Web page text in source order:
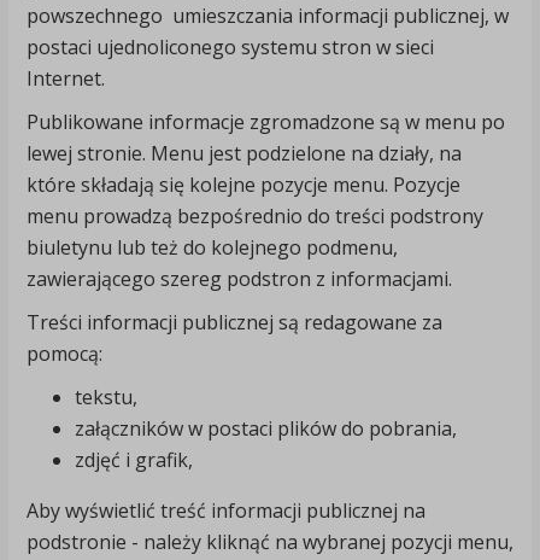
powszechnego umieszczania informacji publicznej, w
postaci ujednoliconego systemu stron w sieci
Internet.
Publikowane informacje zgromadzone są w menu po
lewej stronie. Menu jest podzielone na działy, na
które składają się kolejne pozycje menu. Pozycje
menu prowadzą bezpośrednio do treści podstrony
biuletynu lub też do kolejnego podmenu,
zawierającego szereg podstron z informacjami.
Treści informacji publicznej są redagowane za
pomocą:
tekstu,
załączników w postaci plików do pobrania,
zdjęć i grafik,
Aby wyświetlić treść informacji publicznej na
podstronie - należy kliknąć na wybranej pozycji menu,